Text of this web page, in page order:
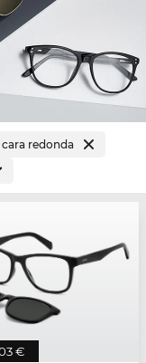
cara redonda
€